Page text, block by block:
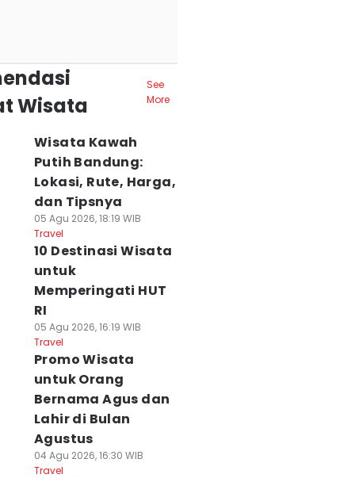
Wisata
See
More
Wisata Kawah
Putih Bandung:
Lokasi, Rute, Harga,
dan Tipsnya
05 Agu 2026, 18:19 WIB
Travel
10 Destinasi Wisata
untuk
Memperingati HUT
RI
05 Agu 2026, 16:19 WIB
Travel
Promo Wisata
untuk Orang
Bernama Agus dan
Lahir di Bulan
Agustus
04 Agu 2026, 16:30 WIB
Travel